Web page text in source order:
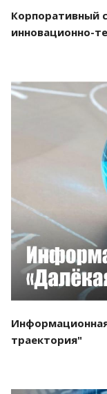
Корпоративный
инновационно-
траектория"